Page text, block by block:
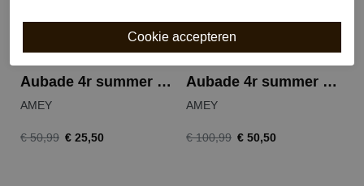
Aubade 4r summer essence bikinislip
AMEY
€ 50,99 € 25,50
Aubade 4r summer essence bikinitop
AMEY
€ 100,99 € 50,50